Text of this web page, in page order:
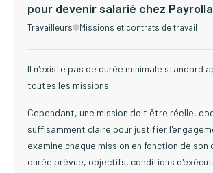
pour devenir salarié chez
Travailleurs Missions et contrats de travail
Il n'existe pas de durée minimale standard
toutes les missions.
Cependant, une mission doit être réelle,
suffisamment claire pour justifier
examine chaque mission en fonction de son
durée prévue, objectifs, conditions